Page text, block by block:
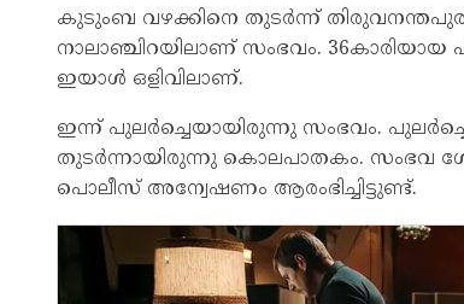
കുടുംബ വഴക്കിനെ തുടര്‍ന്ന്
നാലാഞ്ചിറയിലാണ് സംഭവം.
ഇയാള്‍ ഒളിവിലാണ്.
ഇന്ന് പുലര്‍ച്ചെയായിരുന്നു സംഭവം.
തുടര്‍ന്നായിരുന്നു കൊലപാതകം. സംഭവ
പൊലീസ് അന്വേഷണം ആരംഭിച്ചിട്ടുണ്ട്.